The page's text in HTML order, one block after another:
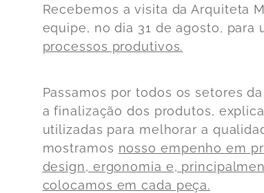
Recebemos a visita da Arquiteta
equipe, no dia 31 de agosto, para
processos produtivos.
Passamos por todos os setores
a finalização dos produtos,
utilizadas para melhorar a
mostramos nosso empenho em
design, ergonomia e,
colocamos em cada peça.